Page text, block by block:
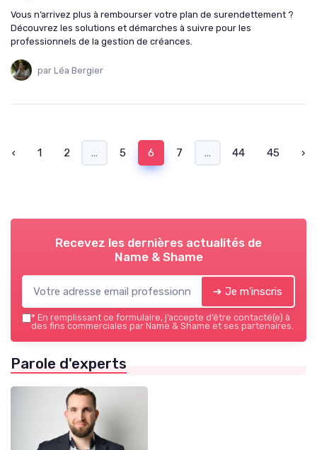
Vous n’arrivez plus à rembourser votre plan de surendettement ?
Découvrez les solutions et démarches à suivre pour les
professionnels de la gestion de créances.
par Léa Bergier
‹ 1 2 ... 5 6 7 ... 44 45 ›
Recevez les dernières actualités de
Name & Shame
➔ Je m'inscris
* En remplissant ce formulaire, j’accepte d’être contacté(e) à
des fins commerciales par Name & Shame et ses partenaires.
Parole d'experts